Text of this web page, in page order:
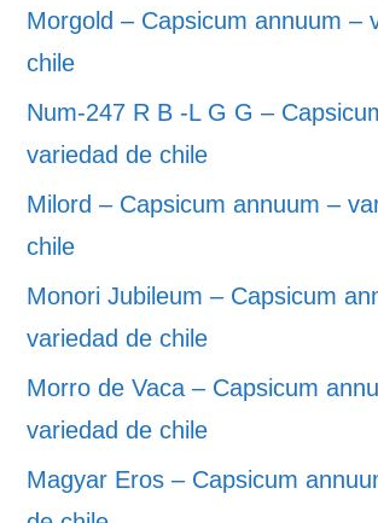
Morgold – Capsicum annuum –
chile
Num-247 R B -L G G –
variedad de chile
Milord – Capsicum annuum –
chile
Monori Jubileum – Capsicum
variedad de chile
Morro de Vaca – Capsicum
variedad de chile
Magyar Eros – Capsicum